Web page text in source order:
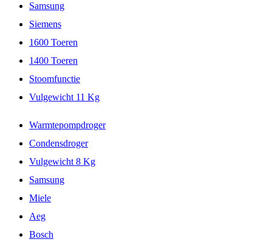
Samsung
Siemens
1600 Toeren
1400 Toeren
Stoomfunctie
Vulgewicht 11 Kg
Warmtepompdroger
Condensdroger
Vulgewicht 8 Kg
Samsung
Miele
Aeg
Bosch